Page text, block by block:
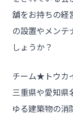
舗をお持ちの経
の設置やメンテ
しょうか？
チーム★トウカ
三重県や愛知県
ゆる建築物の